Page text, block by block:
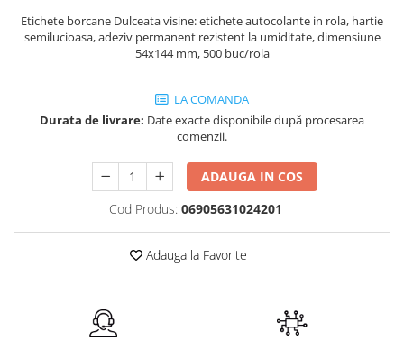
Pungi ziplock cu fermoar
Etichete borcane Dulceata visine: etichete autocolante in rola, hartie
semilucioasa, adeziv permanent rezistent la umiditate, dimensiune
54x144 mm, 500 buc/rola
LA COMANDA
Durata de livrare: Date exacte disponibile după procesarea
comenzii.
ADAUGA IN COS
Cod Produs: 06905631024201
Adauga la Favorite